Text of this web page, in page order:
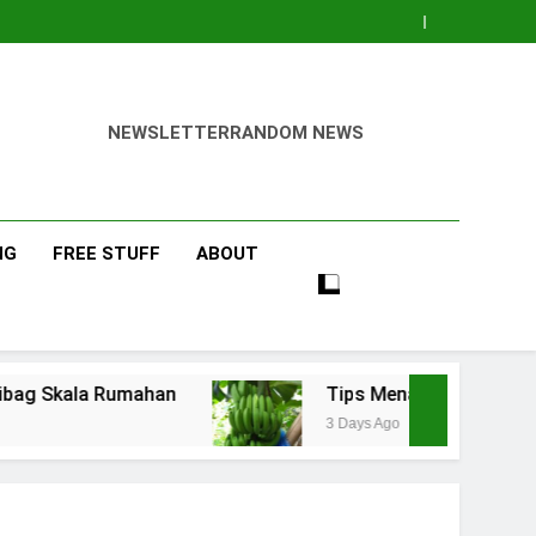
NEWSLETTERRANDOM NEWS
FREE STUFF ABOUT
Tips Menanam Pisang : Pentingnya
3 Days Ago